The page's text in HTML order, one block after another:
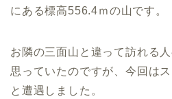
にある標高556.4ｍの山です。
お隣の三面山と違って訪れる
思っていたのですが、今回は
と遭遇しました。